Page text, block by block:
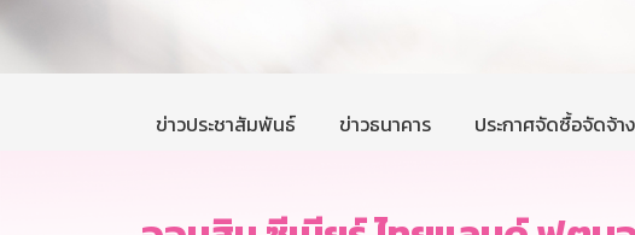
ข่าวประชาสัมพันธ์ ข่าวธนาคาร ประกาศจัดซื้อจัดจ้า